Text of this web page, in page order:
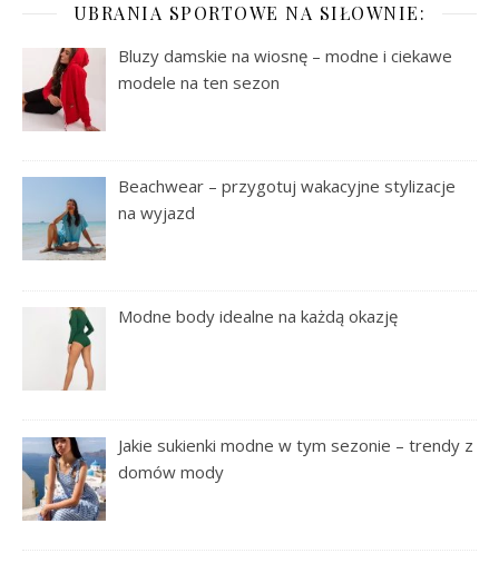
UBRANIA SPORTOWE NA SIŁOWNIE:
Bluzy damskie na wiosnę – modne i ciekawe
modele na ten sezon
Beachwear – przygotuj wakacyjne stylizacje
na wyjazd
Modne body idealne na każdą okazję
Jakie sukienki modne w tym sezonie – trendy z
domów mody